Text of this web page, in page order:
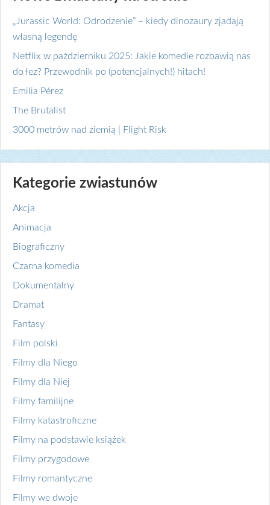
„Jurassic World: Odrodzenie” – kiedy dinozaury zjadają
własną legendę
Netflix w październiku 2025: Jakie komedie rozbawią nas
do łez? Przewodnik po (potencjalnych!) hitach!
Emilia Pérez
The Brutalist
3000 metrów nad ziemią | Flight Risk
Kategorie zwiastunów
Akcja
Animacja
Biograficzny
Czarna komedia
Dokumentalny
Dramat
Fantasy
Film polski
Filmy dla Niego
Filmy dla Niej
Filmy familijne
Filmy katastroficzne
Filmy na podstawie książek
Filmy przygodowe
Filmy romantyczne
Filmy we dwoje